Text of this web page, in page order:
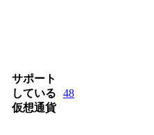
サポート
している
仮想通貨
48